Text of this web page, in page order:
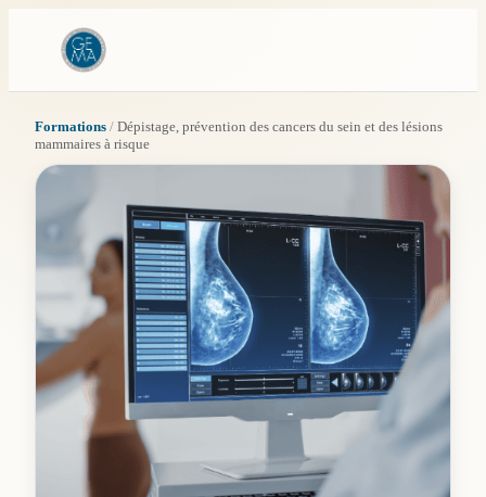
Formations / Dépistage, prévention des cancers du sein et des lésions
mammaires à risque